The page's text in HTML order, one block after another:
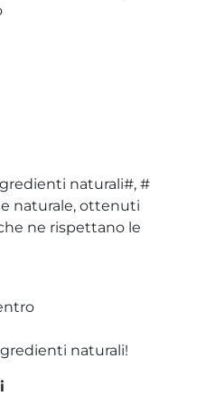
naturali#, #
naturale, ottenuti
ne rispettano le
naturali!